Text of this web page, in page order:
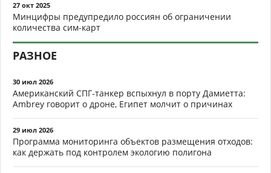
27 окт 2025
Минцифры предупредило россиян об ограничении
количества сим-карт
РАЗНОЕ
30 июл 2026
Американский СПГ-танкер вспыхнул в порту Дамиетта:
Ambrey говорит о дроне, Египет молчит о причинах
29 июл 2026
Программа мониторинга объектов размещения отходов:
как держать под контролем экологию полигона